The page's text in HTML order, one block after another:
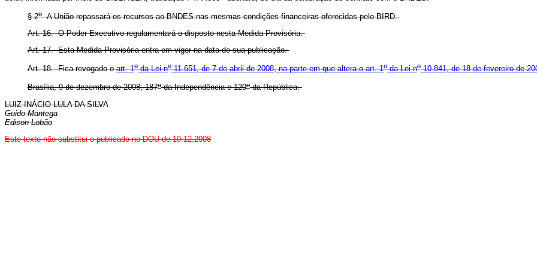
§ 2oA União repassará os recursos ao BNDES nas mesmas condições financeiras oferecidas pelo BIRD.
Art. 16. O Poder Executivo regulamentará o disposto nesta Medida Provisória.
Art. 17. Esta Medida Provisória entra em vigor na data de sua publicação.
Art. 18. Fica revogado oart. 1oda Lei no11.651, de 7 de abril de 2008, na parte em que altera o art. 1oda Lei no10.841, de 18 de fevereiro de
Brasília, 9 de dezembro de 2008; 187oda Independência e 120oda República.
LUIZ INÁCIO LULA DA SILVA
Guido Mantega
Edison Lobão
Este texto não substitui o publicado no DOU de 10.12.2008